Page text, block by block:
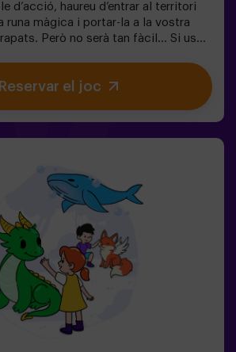
d’acció, haureu d’entrar al territori
runa màgica i portar-la a la vostra
Però no serà tan fàcil… Si us
moure’s ràpid, coordinar-se en
atacar o defensar. Aquí no només es
de jugar en equip i prendre
Reservar el joc